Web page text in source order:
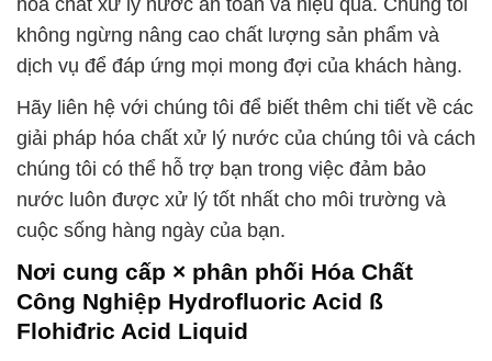
hóa chất xử lý nước an toàn và hiệu quả. Chúng tôi
không ngừng nâng cao chất lượng sản phẩm và
dịch vụ để đáp ứng mọi mong đợi của khách hàng.
Hãy liên hệ với chúng tôi để biết thêm chi tiết về các
giải pháp hóa chất xử lý nước của chúng tôi và cách
chúng tôi có thể hỗ trợ bạn trong việc đảm bảo
nước luôn được xử lý tốt nhất cho môi trường và
cuộc sống hàng ngày của bạn.
Nơi cung cấp × phân phối Hóa Chất
Công Nghiệp Hydrofluoric Acid ß
Flohiđric Acid Liquid